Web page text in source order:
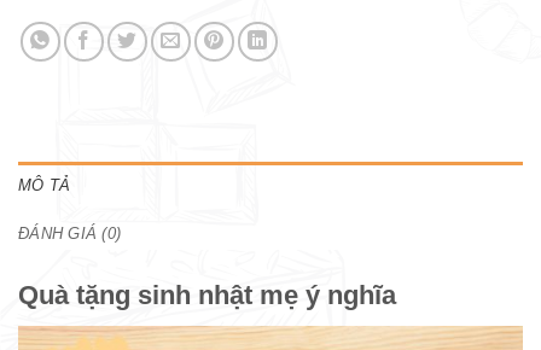
MÔ TẢ
ĐÁNH GIÁ (0)
Quà tặng sinh nhật mẹ ý nghĩa